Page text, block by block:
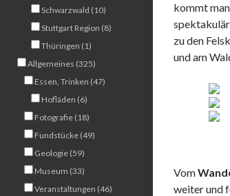
kommt
zu den
und am
Vom
weiter und
Schwarzwald (10)
Stuttgart Region (8)
Thüringen (1)
Allgemeines (325)
Essen, Trinken (47)
Hofläden (6)
Fotografie (18)
Fundstücke (49)
Geologie (59)
Museum (33)
Veranstaltungen (46)